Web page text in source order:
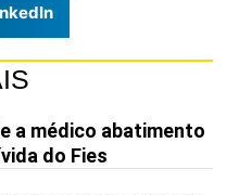
a médico abatimento
do Fies